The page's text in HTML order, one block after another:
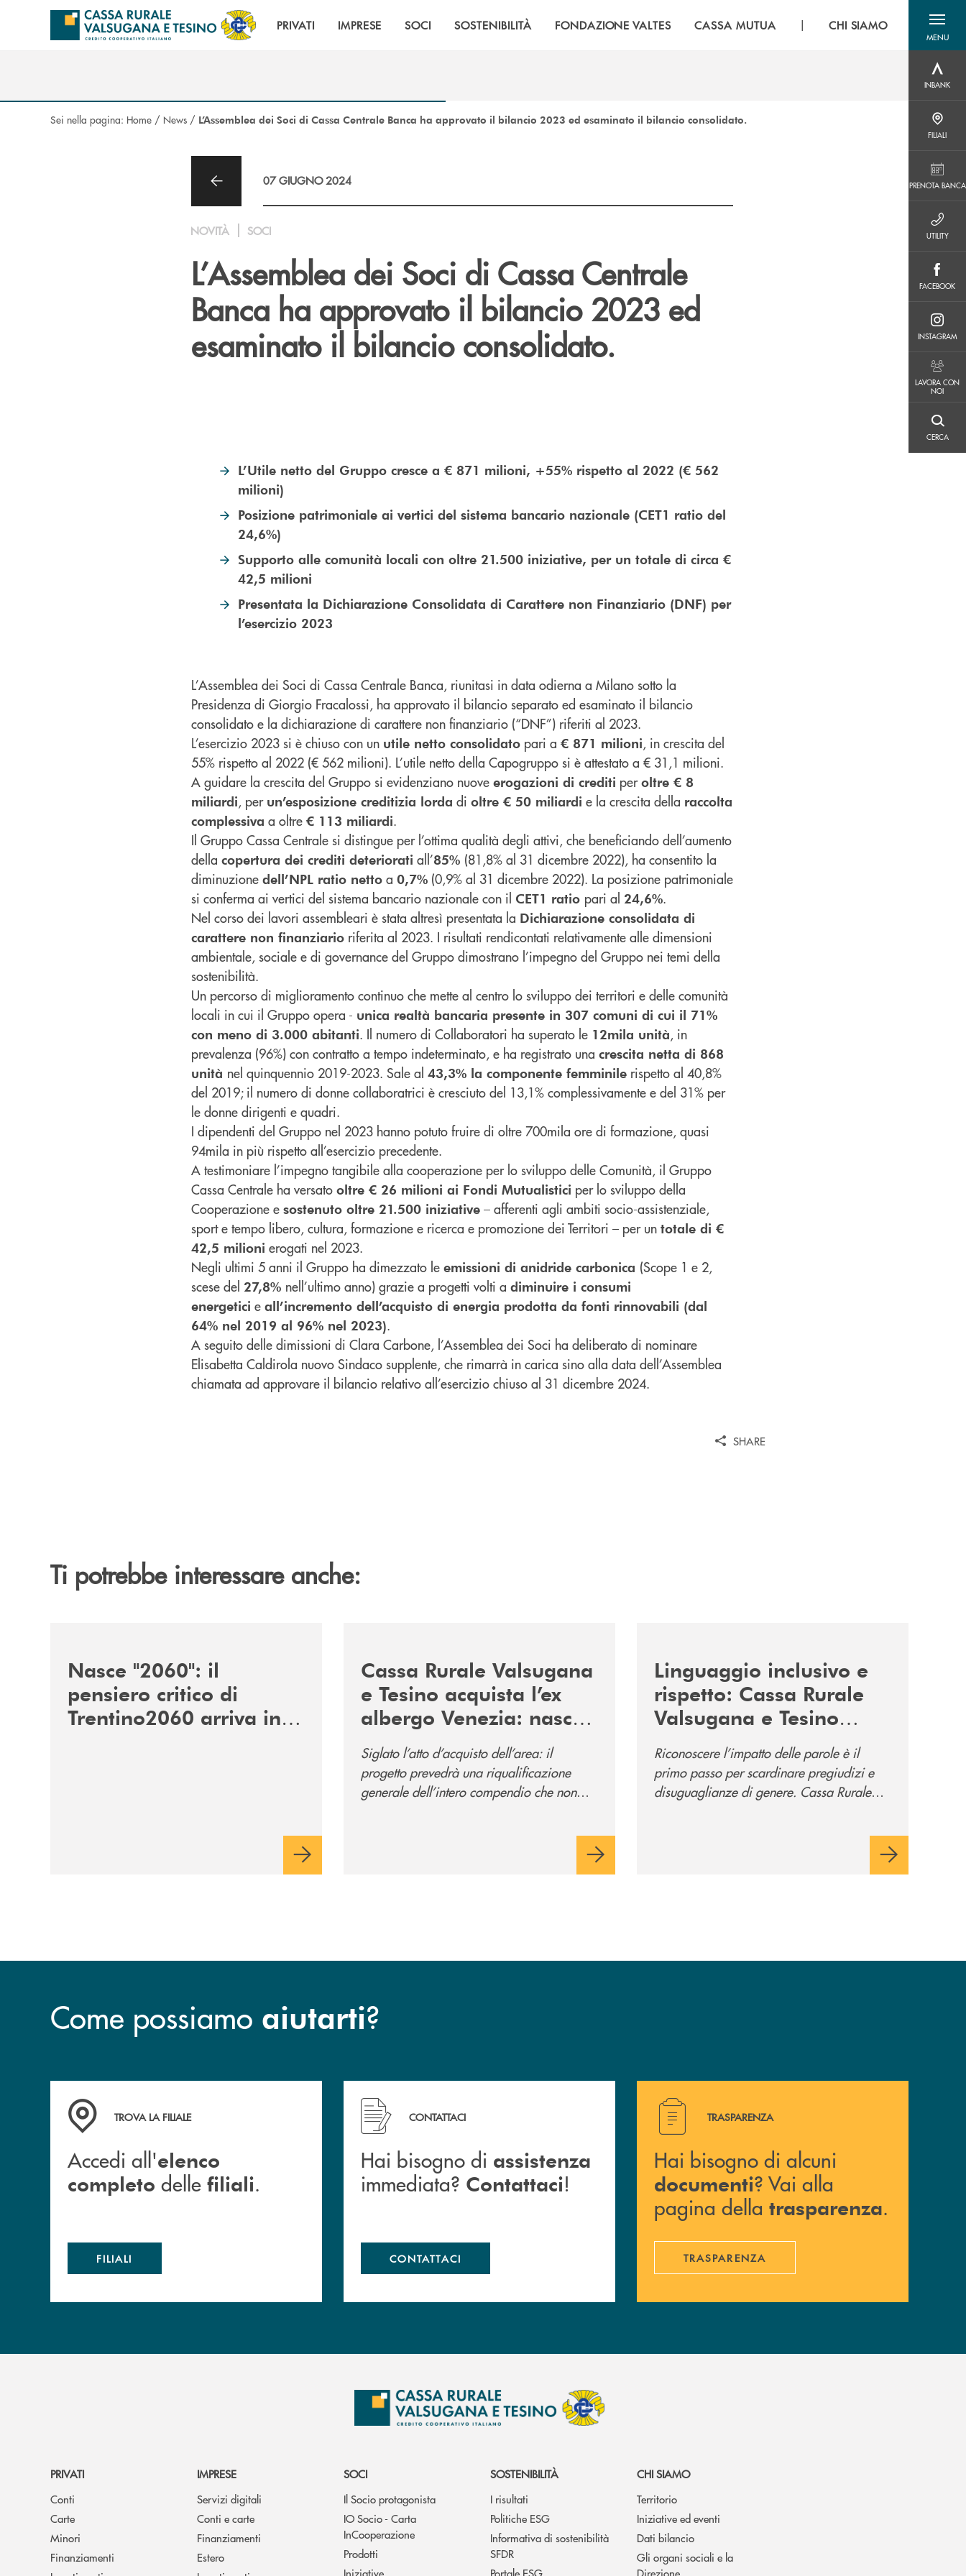
Salta al contenuto principale
PRIVATI IMPRESE SOCI SOSTENIBILITÀ FONDAZIONE VALTES CASSA MUTUA | CHI SIAMO
MENU
menu
INBANK
FILIALI
PRENOTA BANCA
UTILITY
FACEBOOK
INSTAGRAM
LAVORA CON
NOI
CERCA
Sei nella pagina: Home / News / L’Assemblea dei Soci di Cassa Centrale Banca ha approvato il bilancio 2023 ed esaminato il bilancio consolidato.
07 GIUGNO 2024
NOVITÀ SOCI
L’Assemblea dei Soci di Cassa Centrale
Banca ha approvato il bilancio 2023 ed
esaminato il bilancio consolidato.
L’Utile netto del Gruppo cresce a € 871 milioni, +55% rispetto al 2022 (€ 562
milioni)
Posizione patrimoniale ai vertici del sistema bancario nazionale (CET1 ratio del
24,6%)
Supporto alle comunità locali con oltre 21.500 iniziative, per un totale di circa €
42,5 milioni
Presentata la Dichiarazione Consolidata di Carattere non Finanziario (DNF) per
l’esercizio 2023
L’Assemblea dei Soci di Cassa Centrale Banca, riunitasi in data odierna a Milano sotto la
Presidenza di Giorgio Fracalossi, ha approvato il bilancio separato ed esaminato il bilancio
consolidato e la dichiarazione di carattere non finanziario (“DNF”) riferiti al 2023.
L’esercizio 2023 si è chiuso con un utile netto consolidato pari a € 871 milioni, in crescita del
55% rispetto al 2022 (€ 562 milioni). L’utile netto della Capogruppo si è attestato a € 31,1 milioni.
A guidare la crescita del Gruppo si evidenziano nuove erogazioni di crediti peroltre € 8
miliardi, per un’esposizione creditizia lorda di oltre € 50 miliardi e la crescita della raccolta
complessiva a oltre € 113 miliardi.
Il Gruppo Cassa Centrale si distingue per l’ottima qualità degli attivi, che beneficiando dell’aumento
della copertura dei crediti deteriorati all’85% (81,8% al 31 dicembre 2022), ha consentito la
diminuzione dell’NPL ratio netto a 0,7% (0,9% al 31 dicembre 2022). La posizione patrimoniale
si conferma ai vertici del sistema bancario nazionale con il CET1 ratio pari al 24,6%.
Nel corso dei lavori assembleari è stata altresì presentata la Dichiarazione consolidata di
carattere non finanziario riferita al 2023. I risultati rendicontati relativamente alle dimensioni
ambientale, sociale e di governance del Gruppo dimostrano l’impegno del Gruppo nei temi della
sostenibilità.
Un percorso di miglioramento continuo che mette al centro lo sviluppo dei territori e delle comunità
locali in cui il Gruppo opera - unica realtà bancaria presente in 307 comuni di cui il 71%
con meno di 3.000 abitanti. Il numero di Collaboratori ha superato le 12mila unità, in
prevalenza (96%) con contratto a tempo indeterminato, e ha registrato una crescita netta di 868
unità nel quinquennio 2019-2023. Sale al 43,3% la componente femminile rispetto al 40,8%
del 2019; il numero di donne collaboratrici è cresciuto del 13,1% complessivamente e del 31% per
le donne dirigenti e quadri.
I dipendenti del Gruppo nel 2023 hanno potuto fruire di oltre 700mila ore di formazione, quasi
94mila in più rispetto all’esercizio precedente.
A testimoniare l’impegno tangibile alla cooperazione per lo sviluppo delle Comunità, il Gruppo
Cassa Centrale ha versato oltre € 26 milioni ai Fondi Mutualistici per lo sviluppo della
Cooperazione e sostenuto oltre 21.500 iniziative – afferenti agli ambiti socio-assistenziale,
sport e tempo libero, cultura, formazione e ricerca e promozione dei Territori – per un totale di €
42,5 milioni erogati nel 2023.
Negli ultimi 5 anni il Gruppo ha dimezzato le emissioni di anidride carbonica (Scope 1 e 2,
scese del 27,8% nell’ultimo anno) grazie a progetti volti a diminuire i consumi
energetici e all’incremento dell’acquisto di energia prodotta da fonti rinnovabili (dal
64% nel 2019 al 96% nel 2023).
A seguito delle dimissioni di Clara Carbone, l’Assemblea dei Soci ha deliberato di nominare
Elisabetta Caldirola nuovo Sindaco supplente, che rimarrà in carica sino alla data dell’Assemblea
chiamata ad approvare il bilancio relativo all’esercizio chiuso al 31 dicembre 2024.
SHARE
Ti potrebbe interessare anche:
Nasce "2060": il
pensiero critico di
Trentino2060 arriva in
Cassa Rurale Valsugana
e Tesino acquista l’ex
albergo Venezia: nasce
il nuovo polo
direzionale della banca
e al servizio della
Siglato l’atto d’acquisto dell’area: il
progetto prevedrà una riqualificazione
generale dell’intero compendio che non
Linguaggio inclusivo e
rispetto: Cassa Rurale
Valsugana e Tesino
promuove la campagna
“Tolleranza Zero”
Riconoscere l’impatto delle parole è il
primo passo per scardinare pregiudizi e
disuguaglianze di genere. Cassa Rurale
valori e influenzi direttamente la comunità
Come possiamo aiutarti?
Accedi all' elenco completo delle filiali .
TROVA LA FILIALE
Accedi all'elenco
completo delle filiali.
FILIALI
Hai bisogno di assistenza immediata? Contattaci !
CONTATTACI
Hai bisogno di assistenza
immediata? Contattaci!
CONTATTACI
Hai bisogno di alcuni documenti ? Vai alla pagina della
TRASPARENZA
Hai bisogno di alcuni
documenti? Vai alla
pagina della trasparenza.
TRASPARENZA
PRIVATI
Conti
Carte
Minori
Finanziamenti
IMPRESE
Servizi digitali
Conti e carte
Finanziamenti
Estero
SOCI
Il Socio protagonista
IO Socio - Carta
InCooperazione
Prodotti
Iniziative
SOSTENIBILITÀ
I risultati
Politiche ESG
Informativa di sostenibilità
SFDR
Portale ESG
CHI SIAMO
Territorio
Iniziative ed eventi
Dati bilancio
Gli organi sociali e la
Direzione